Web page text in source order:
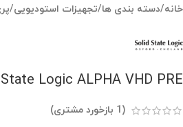
خانه/دسته بندی ها/تجهیزات استودیویی/
Logic ALPHA VHD PRE
(
1 بازخورد مشتری)